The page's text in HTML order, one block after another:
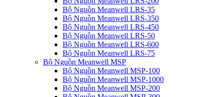
Bộ Nguồn Meanwell LRS-35
Bộ Nguồn Meanwell LRS-350
Bộ Nguồn Meanwell LRS-450
Bộ Nguồn Meanwell LRS-50
Bộ Nguồn Meanwell LRS-600
Bộ Nguồn Meanwell LRS-75
Bộ Nguồn Meanwell MSP
Bộ Nguồn Meanwell MSP-100
Bộ Nguồn Meanwell MSP-1000
Bộ Nguồn Meanwell MSP-200